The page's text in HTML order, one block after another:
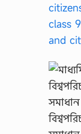
class
and